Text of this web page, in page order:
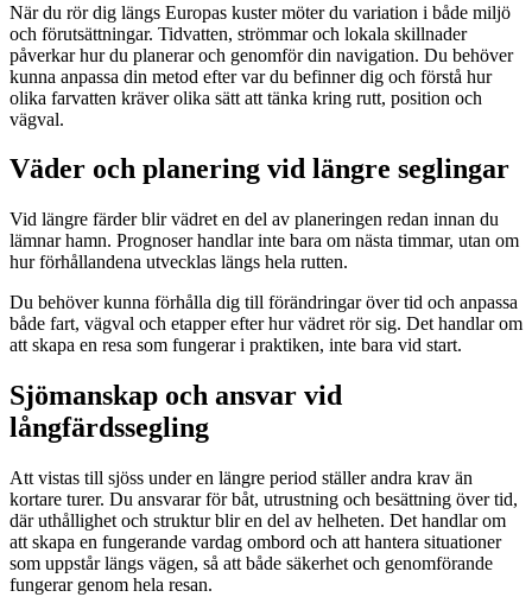
När du rör dig längs Europas kuster möter du variation i både miljö
och förutsättningar. Tidvatten, strömmar och lokala skillnader
påverkar hur du planerar och genomför din navigation. Du behöver
kunna anpassa din metod efter var du befinner dig och förstå hur
olika farvatten kräver olika sätt att tänka kring rutt, position och
vägval.
Väder och planering vid längre seglingar
Vid längre färder blir vädret en del av planeringen redan innan du
lämnar hamn. Prognoser handlar inte bara om nästa timmar, utan om
hur förhållandena utvecklas längs hela rutten.
Du behöver kunna förhålla dig till förändringar över tid och anpassa
både fart, vägval och etapper efter hur vädret rör sig. Det handlar om
att skapa en resa som fungerar i praktiken, inte bara vid start.
Sjömanskap och ansvar vid
långfärdssegling
Att vistas till sjöss under en längre period ställer andra krav än
kortare turer. Du ansvarar för båt, utrustning och besättning över tid,
där uthållighet och struktur blir en del av helheten. Det handlar om
att skapa en fungerande vardag ombord och att hantera situationer
som uppstår längs vägen, så att både säkerhet och genomförande
fungerar genom hela resan.